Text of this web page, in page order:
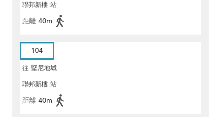
聯邦新樓 站
距離 40m
104
往 堅尼地城
聯邦新樓 站
距離 40m